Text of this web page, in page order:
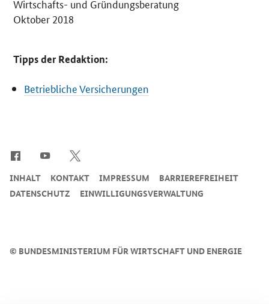
Wirtschafts- und Gründungsberatung
Oktober 2018
Tipps der Redaktion:
Betriebliche Versicherungen
© BUNDESMINISTERIUM FÜR WIRTSCHAFT UND ENERGIE
INHALT KONTAKT IMPRESSUM
BARRIEREFREIHEIT
DATENSCHUTZ
EINWILLIGUNGSVERWALTUNG